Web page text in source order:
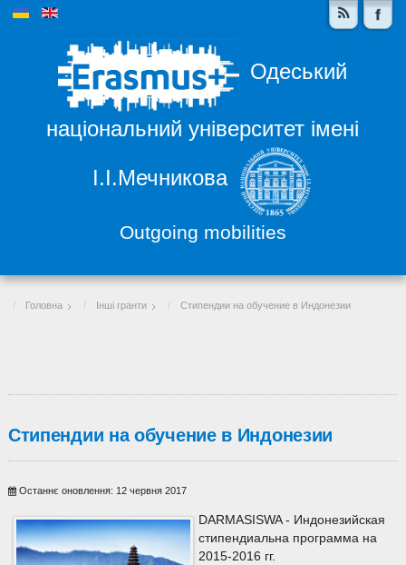
Одеський
національний університет імені
І.І.Мечникова
Outgoing mobilities
Головна Інші гранти Стипендии на обучение в Индонезии
Стипендии на обучение в Индонезии
Останнє оновлення: 12 червня 2017
DARMASISWA - Индонезийская
стипендиальна программа на
2015-2016 гг.